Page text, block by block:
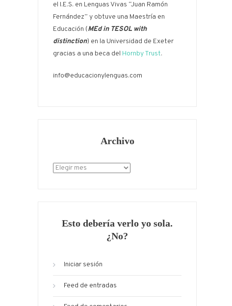
el I.E.S. en Lenguas Vivas “Juan Ramón
Fernández” y obtuve una Maestría en
Educación (MEd in TESOL with
distinction) en la Universidad de Exeter
gracias a una beca del Hornby Trust.
info@educacionylenguas.com
Archivo
Archivo
Esto debería verlo yo sola.
¿No?
Iniciar sesión
Feed de entradas